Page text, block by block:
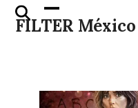
Skip
FILTER México
Open
mobile
Close
mobile